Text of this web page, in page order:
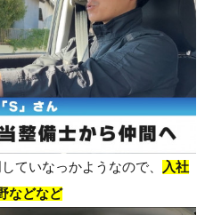
ていなっかようなので、 入社
などなど